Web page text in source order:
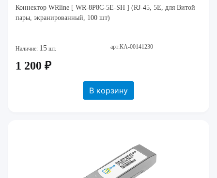
Коннектор WRline [ WR-8P8C-5E-SH ] (RJ-45, 5E, для Витой
пары, экранированный, 100 шт)
Наличие: 15 шт. арт:КА-00141230
1 200 ₽
В корзину